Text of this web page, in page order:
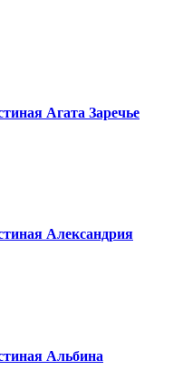
Агата Заречье
Александрия
Альбина